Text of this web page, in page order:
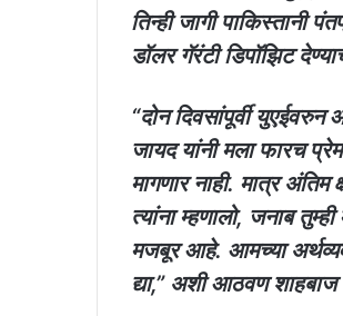
तिन्ही जागी पाकिस्तानी
डॉलर गॅरंटी डिपॉझिट
“दोन दिवसांपूर्वी
जायद यांनी मला फारच
मागणार नाही. मात्र
त्यांना म्हणालो, जनाब
मजबूर आहे. आमच्या
द्या,” अशी आठवण शाहबाज